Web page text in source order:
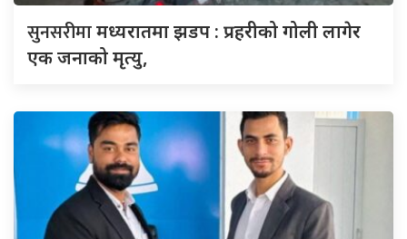
सुनसरीमामध्यरातमा झडप : प्रहरीको गोली लागेर
एक जनाको मृत्यु,